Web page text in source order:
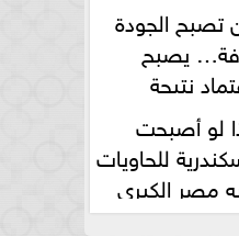
تصبح الجودة
يصبح
نتيجة
لو أصبحت
للحاويات
مصر الكبري
د...